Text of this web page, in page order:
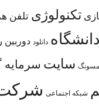
تكنولوژی تلفن
دانشگاه دانلود دوربین
سایت سرمایه
شبكه اجتماعی